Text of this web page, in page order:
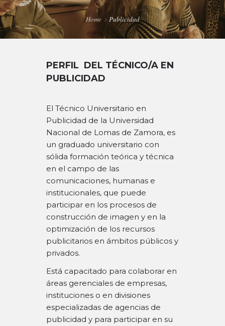
SIU-GUARANÍ
RADIO CONURBANA
Home Publicidad
PERFIL DEL TÉCNICO/A EN
PUBLICIDAD
El Técnico Universitario en
Publicidad de la Universidad
Nacional de Lomas de Zamora, es
un graduado universitario con
sólida formación teórica y técnica
en el campo de las
comunicaciones, humanas e
institucionales, que puede
participar en los procesos de
construcción de imagen y en la
optimización de los recursos
publicitarios en ámbitos públicos y
privados.
Está capacitado para colaborar en
áreas gerenciales de empresas,
instituciones o en divisiones
especializadas de agencias de
publicidad y para participar en su